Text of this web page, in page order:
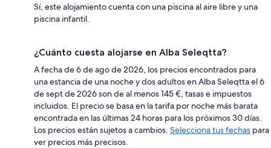
Sí, este alojamiento cuenta con una piscina al aire libre y una
piscina infantil.
¿Cuánto cuesta alojarse en Alba Seleqtta?
A fecha de 6 de ago de 2026, los precios encontrados para
una estancia de una noche y dos adultos en Alba Seleqtta el 6
de sept de 2026 son de al menos 145 €, tasas e impuestos
incluidos. El precio se basa en la tarifa por noche más barata
encontrada en las últimas 24 horas para los próximos 30 días.
Los precios están sujetos a cambios. Selecciona tus fechas para
ver precios más precisos.